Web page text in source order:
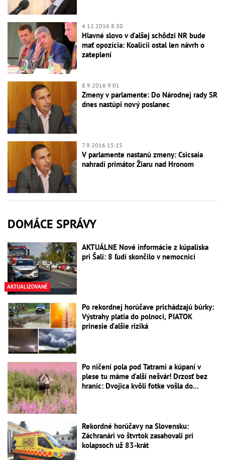
4.12.2016 8:30
Hlavné slovo v ďalšej schôdzi NR bude
mať opozícia: Koalícii ostal len návrh o
zateplení
8.9.2016 9:01
Zmeny v parlamente: Do Národnej rady SR
dnes nastúpi nový poslanec
7.9.2016 15:15
V parlamente nastanú zmeny: Csicsaia
nahradí primátor Žiaru nad Hronom
DOMÁCE SPRÁVY
AKTUALIZOVANÉ
AKTUÁLNE Nové informácie z kúpaliska
pri Šali: 8 ľudí skončilo v nemocnici
Po rekordnej horúčave prichádzajú búrky:
Výstrahy platia do polnoci, PIATOK
prinesie ďalšie riziká
Po ničení pola pod Tatrami a kúpaní v
plese tu máme ďalší nešvár! Drzosť bez
hraníc: Dvojica kvôli fotke vošla do...
Rekordné horúčavy na Slovensku:
Záchranári vo štvrtok zasahovali pri
kolapsoch už 83-krát